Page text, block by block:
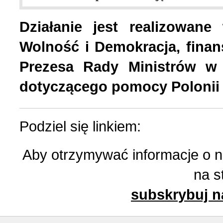
List do redakcji (7)
Literatura (2)
Losy Polaków
Losy rodzin polskich (3)
Mozaika na wsi (1)
Mozaika w PDF (47)
1 (156) 2024 r. (5)
4 (155) 2023 r. (1)
3 (154) 2023 r. (1)
2 (153) 2023 r. (1)
1 (152) 2023 r. (9)
4 (151) 2022 r. (2)
Działanie jest
Wolność i Demokracja,
Prezesa Rady Ministrów
dotyczącego pomocy
Podziel się linkiem:
Aby otrzymywać informacje o
na
subskrybuj